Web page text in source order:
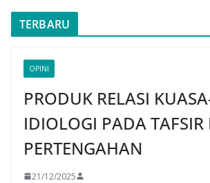
TERBARU
OPINI
PRODUK RELASI
IDIOLOGI PADA TAFSIR
PERTENGAHAN
21/12/2025